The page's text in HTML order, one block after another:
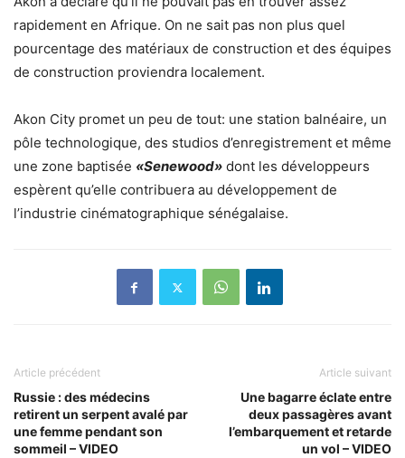
rapidement en Afrique. On ne sait pas non plus quel
pourcentage des matériaux de construction et des équipes
de construction proviendra localement.
Akon City promet un peu de tout: une station balnéaire, un
pôle technologique, des studios d’enregistrement et même
une zone baptisée «Senewood» dont les développeurs
espèrent qu’elle contribuera au développement de
l’industrie cinématographique sénégalaise.
Article précédent
Russie : des médecins
retirent un serpent avalé par
une femme pendant son
sommeil – VIDEO
Article suivant
Une bagarre éclate entre
deux passagères avant
l’embarquement et retarde
un vol – VIDEO